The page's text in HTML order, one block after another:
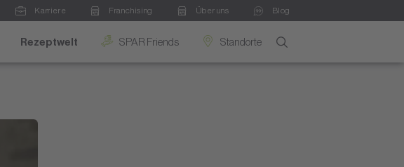
Karriere Franchising Über uns Blog
Rezeptwelt SPAR Friends Standorte